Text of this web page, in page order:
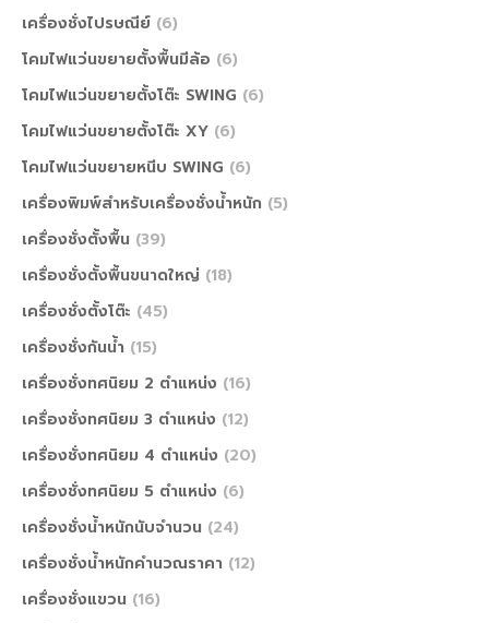
เครื่องชั่งไปรษณีย์ (6)
โคมไฟแว่นขยายตั้งพื้นมีล้อ (6)
โคมไฟแว่นขยายตั้งโต๊ะ SWING (6)
โคมไฟแว่นขยายตั้งโต๊ะ XY (6)
โคมไฟแว่นขยายหนีบ SWING (6)
เครื่องพิมพ์สำหรับเครื่องชั่งน้ำหนัก (5)
เครื่องชั่งตั้งพื้น (39)
เครื่องชั่งตั้งพื้นขนาดใหญ่ (18)
เครื่องชั่งตั้งโต๊ะ (45)
เครื่องชั่งกันน้ำ (15)
เครื่องชั่งทศนิยม 2 ตำแหน่ง (16)
เครื่องชั่งทศนิยม 3 ตำแหน่ง (12)
เครื่องชั่งทศนิยม 4 ตำแหน่ง (20)
เครื่องชั่งทศนิยม 5 ตำแหน่ง (6)
เครื่องชั่งน้ำหนักนับจำนวน (24)
เครื่องชั่งน้ำหนักคำนวณราคา (12)
เครื่องชั่งแขวน (16)